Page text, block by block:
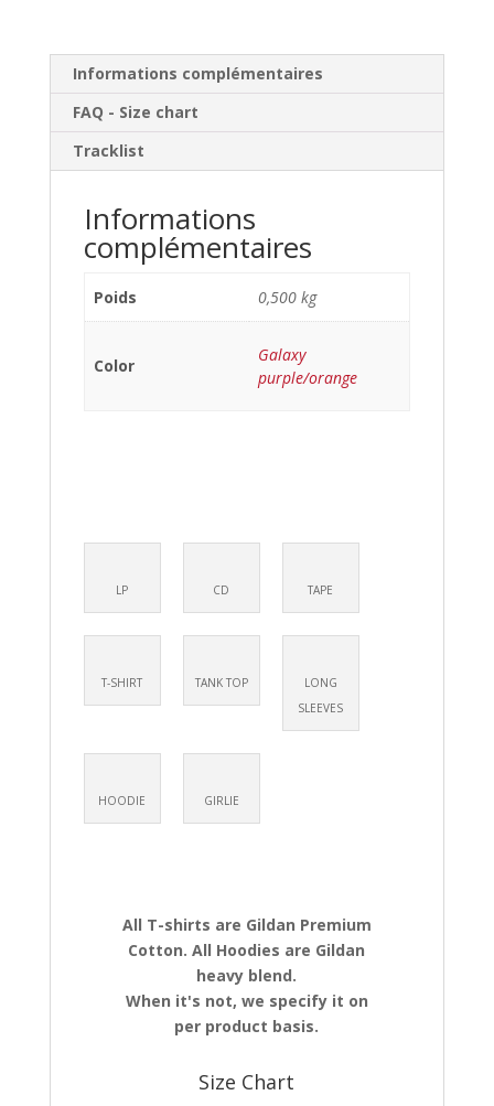
Informations complémentaires
FAQ - Size chart
Tracklist
Informations
complémentaires
Poids 0,500 kg
Color
Galaxy
purple/orange
LP CD TAPE
T-SHIRT TANK TOP
LONG
SLEEVES
HOODIE GIRLIE
All T-shirts are Gildan Premium
Cotton. All Hoodies are Gildan
heavy blend.
When it's not, we specify it on
per product basis.
Size Chart